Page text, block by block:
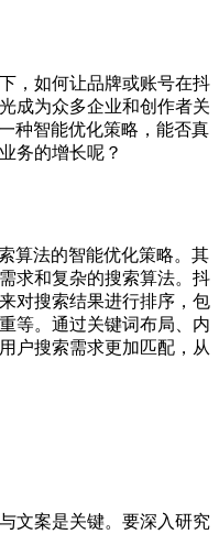
，如何让品牌或账号在抖
成为众多企业和创作者关
种智能优化策略，能否真
务的增长呢？
算法的智能优化策略。其
求和复杂的搜索算法。抖
对搜索结果进行排序，包
等。通过关键词布局、内
户搜索需求更加匹配，从
文案是关键。要深入研究